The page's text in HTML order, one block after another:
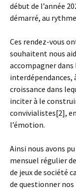
début de l’année
démarré, au
Ces rendez-vous
souhaitent nous
accompagner dans
interdépendances,
croissance dans
inciter à le
convivialistes[2],
l’émotion.
Ainsi nous avons
mensuel régulier
de jeux de société
de questionner